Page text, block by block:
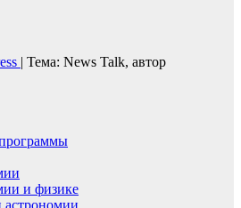
| Тема: News Talk, автор
и физике